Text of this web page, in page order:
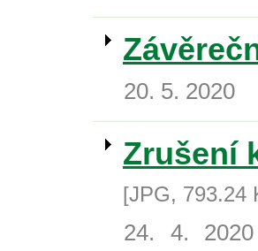
20. 5. 2020
Zrušení
[JPG, 793.24
24. 4. 2020